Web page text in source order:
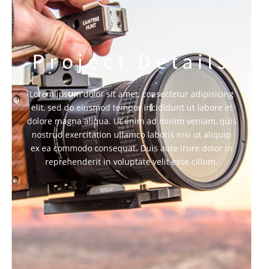
Project Details
Lorem ipsum dolor sit amet, consectetur adipisicing
elit, sed do eiusmod tempor incididunt ut labore et
dolore magna aliqua. Ut enim ad minim veniam, quis
nostrud exercitation ullamco laboris nisi ut aliquip
ex ea commodo consequat. Duis aute irure dolor in
reprehenderit in voluptate velit esse cillum.